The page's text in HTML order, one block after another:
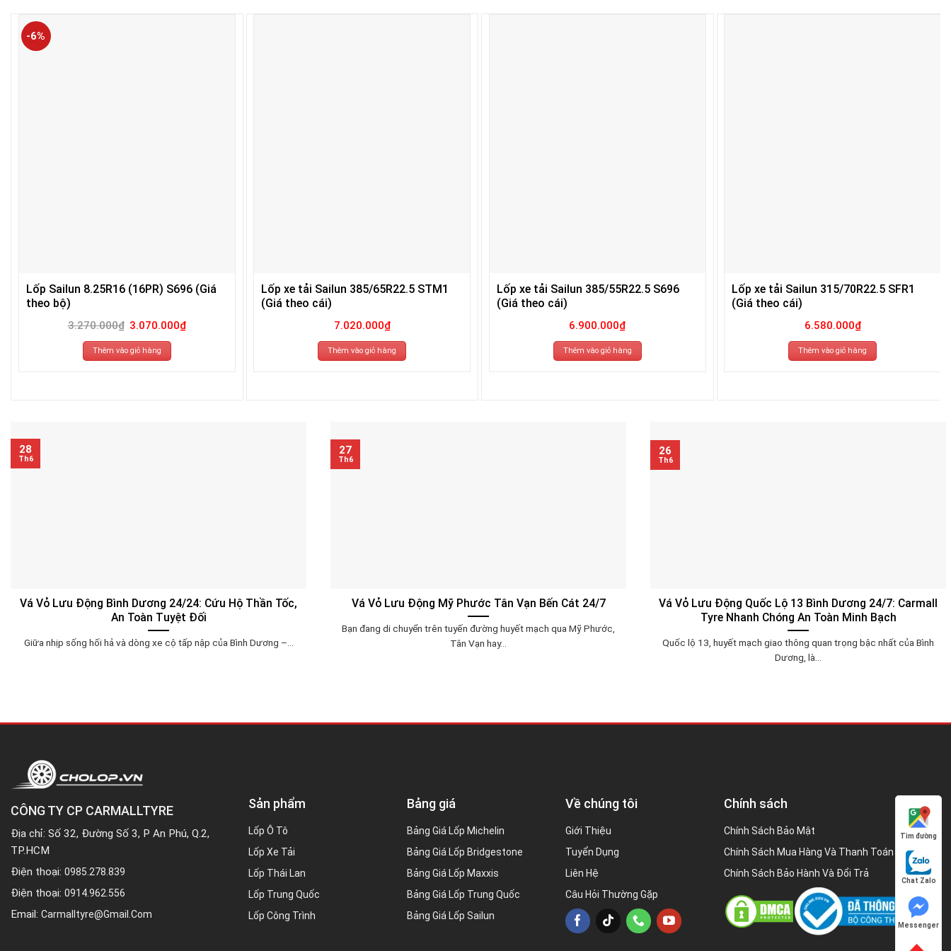
-6%
Lốp Sailun 8.25R16 (16PR) S696 (Giá
theo bộ)
3.270.000₫ Giá
gốc
là:
3.270.000₫.
3.070.000₫Giá
Thêm vào giỏ hàng
Lốp xe tải Sailun 385/65R22.5 STM1
(Giá theo cái)
7.020.000₫
Thêm vào giỏ hàng
Lốp xe tải Sailun 385/55R22.5 S696
(Giá theo cái)
6.900.000₫
Thêm vào giỏ hàng
Lốp xe tải Sailun 315/70R22.5 SFR1
(Giá theo cái)
6.580.000₫
Thêm vào giỏ hàng
Vá Vỏ Lưu Động Bình Dương 24/24: Cứu Hộ Thần Tốc,
An Toàn Tuyệt Đối
Giữa nhịp sống hối hả và dòng xe cộ tấp nập của Bình Dương –...
28
Th6
Vá Vỏ Lưu Động Mỹ Phước Tân Vạn Bến Cát 24/7
Bạn đang di chuyển trên tuyến đường huyết mạch qua Mỹ Phước,
Tân Vạn hay...
27
Th6
Vá Vỏ Lưu Động Quốc Lộ 13 Bình Dương 24/7: Carmall
Tyre Nhanh Chóng An Toàn Minh Bạch
Quốc lộ 13, huyết mạch giao thông quan trọng bậc nhất của Bình
Dương, là...
26
Th6
CÔNG TY CP CARMALLTYRE
Địa chỉ: Số 32, Đường Số 3, P An Phú, Q.2,
TP.HCM
Điện thoại: 0985.278.839
Điện thoại: 0914.962.556
Email: Carmalltyre@gmail.com
Sản phẩm
Lốp Ô Tô
Lốp Xe Tải
Lốp Thái Lan
Lốp Trung Quốc
Lốp Công Trình
Bảng giá
Bảng Giá Lốp Michelin
Bảng Giá Lốp Bridgestone
Bảng Giá Lốp Maxxis
Bảng Giá Lốp Trung Quốc
Bảng Giá Lốp Sailun
Về chúng tôi
Giới Thiệu
Tuyển Dụng
Liên Hệ
Câu Hỏi Thường Gặp
Chính sách
Chính Sách Bảo Mật
Chính Sách Mua Hàng Và Thanh Toán
Chính Sách Bảo Hành Và Đổi Trả
Tìm đường
Chat Zalo
Messenger